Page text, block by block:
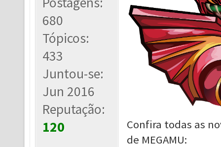
680
Tópicos:
433
Juntou-se:
Jun 2016
Reputação:
120
Confira todas as
de MEGAMU: